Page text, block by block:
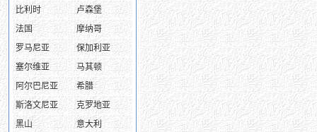
比利时
卢森堡
法国
摩纳哥
罗马尼亚
保加利亚
塞尔维亚
马其顿
阿尔巴尼亚
希腊
斯洛文尼亚
克罗地亚
黑山
意大利